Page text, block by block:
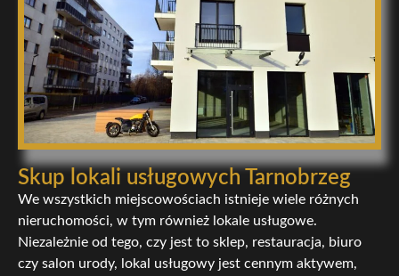
Skup lokali usługowych Tarnobrzeg
We wszystkich miejscowościach istnieje wiele różnych
nieruchomości, w tym również lokale usługowe.
Niezależnie od tego, czy jest to sklep, restauracja, biuro
czy salon urody, lokal usługowy jest cennym aktywem,